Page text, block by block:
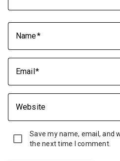
Name
Email
Website
Save my name, email, and
the next time I comment.